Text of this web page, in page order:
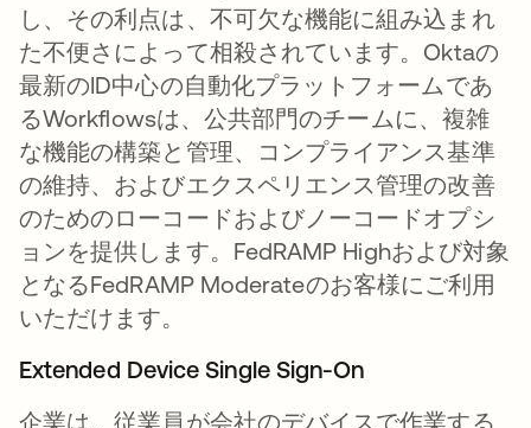
し、その利点は、不可欠な機能に組み込まれ
た不便さによって相殺されています。Oktaの
最新のID中心の自動化プラットフォームであ
るWorkflowsは、公共部門のチームに、複雑
な機能の構築と管理、コンプライアンス基準
の維持、およびエクスペリエンス管理の改善
のためのローコードおよびノーコードオプシ
ョンを提供します。FedRAMP Highおよび対象
となるFedRAMP Moderateのお客様にご利用
いただけます。
Extended Device Single Sign-On
企業は、従業員が会社のデバイスで作業する